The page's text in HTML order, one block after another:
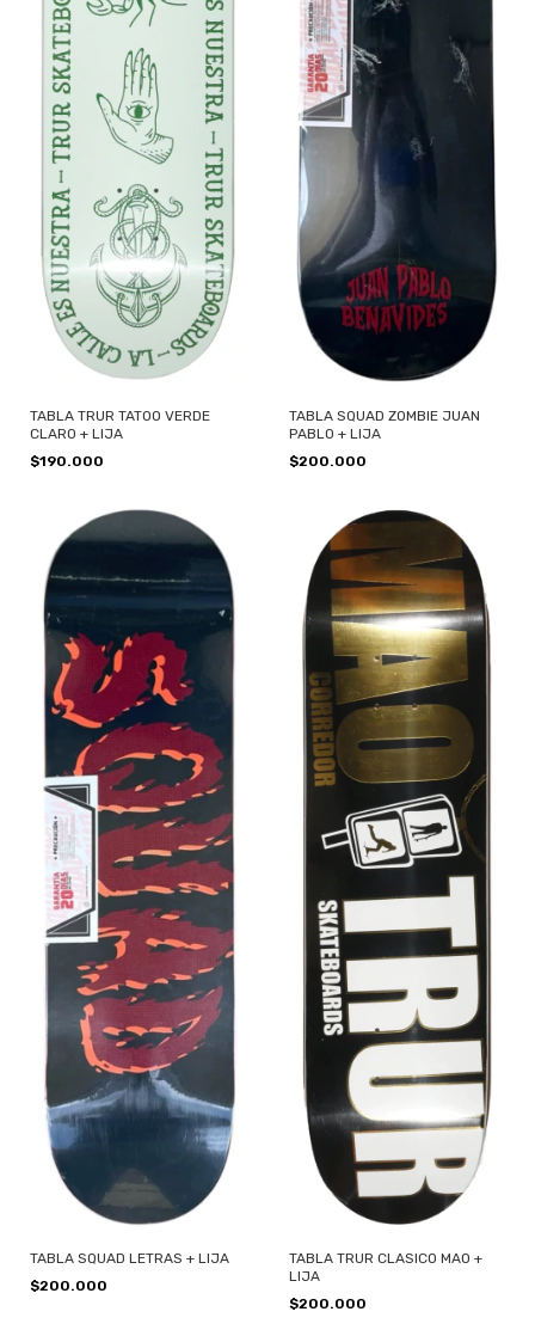
TABLA TRUR TATOO VERDE
CLARO + LIJA
$190.000
TABLA SQUAD ZOMBIE JUAN
PABLO + LIJA
$200.000
TABLA SQUAD LETRAS + LIJA
$200.000
TABLA TRUR CLASICO MAO +
LIJA
$200.000